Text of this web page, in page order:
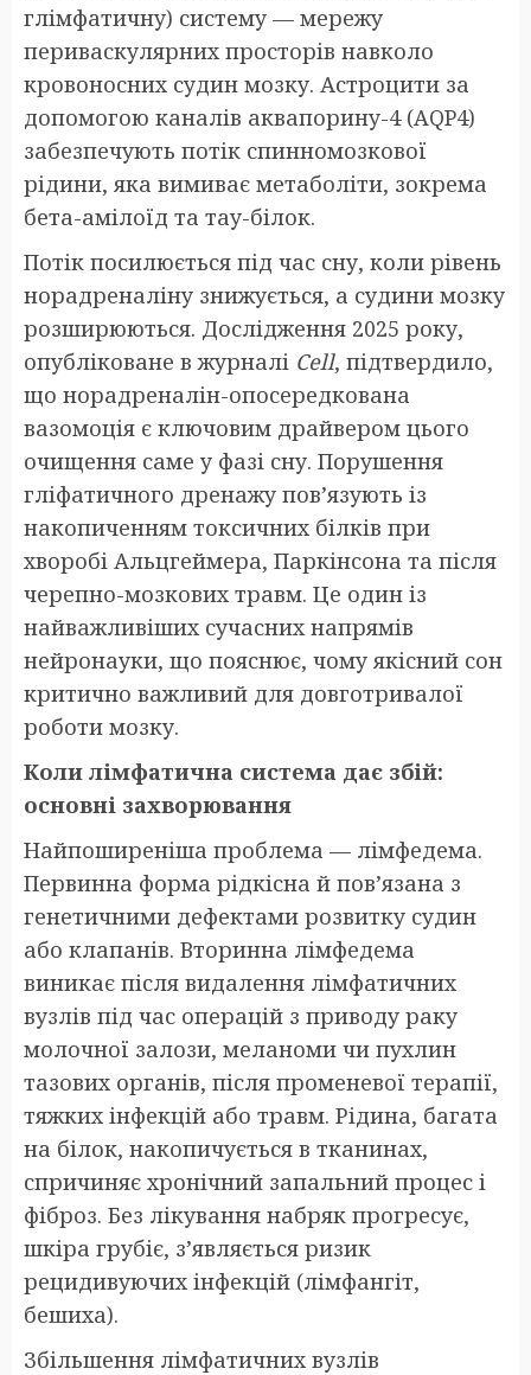
глімфатичну) систему — мережу
периваскулярних просторів навколо
кровоносних судин мозку. Астроцити за
допомогою каналів аквапорину-4 (AQP4)
забезпечують потік спинномозкової
рідини, яка вимиває метаболіти, зокрема
бета-амілоїд та тау-білок.
Потік посилюється під час сну, коли рівень
норадреналіну знижується, а судини мозку
розширюються. Дослідження 2025 року,
опубліковане в журналі Cell, підтвердило,
що норадреналін-опосередкована
вазомоція є ключовим драйвером цього
очищення саме у фазі сну. Порушення
гліфатичного дренажу пов’язують із
накопиченням токсичних білків при
хворобі Альцгеймера, Паркінсона та після
черепно-мозкових травм. Це один із
найважливіших сучасних напрямів
нейронауки, що пояснює, чому якісний сон
критично важливий для довготривалої
роботи мозку.
Коли лімфатична система дає збій:
основні захворювання
Найпоширеніша проблема — лімфедема.
Первинна форма рідкісна й пов’язана з
генетичними дефектами розвитку судин
або клапанів. Вторинна лімфедема
виникає після видалення лімфатичних
вузлів під час операцій з приводу раку
молочної залози, меланоми чи пухлин
тазових органів, після променевої терапії,
тяжких інфекцій або травм. Рідина, багата
на білок, накопичується в тканинах,
спричиняє хронічний запальний процес і
фіброз. Без лікування набряк прогресує,
шкіра грубіє, з’являється ризик
рецидивуючих інфекцій (лімфангіт,
бешиха).
Збільшення лімфатичних вузлів